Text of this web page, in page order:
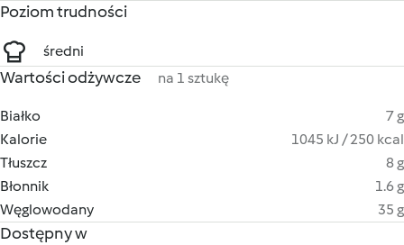
Poziom trudności
średni
Wartości odżywcze na 1 sztukę
Białko
7 g
Kalorie
1045 kJ / 250 kcal
Tłuszcz
8 g
Błonnik
1.6 g
Węglowodany
35 g
Dostępny w